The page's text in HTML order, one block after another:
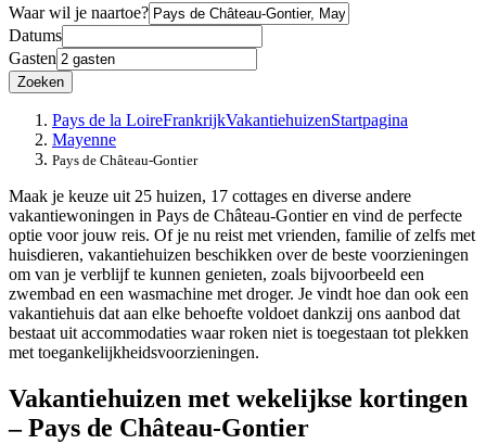
Waar wil je naartoe?
Datums
Gasten
Zoeken
Pays de la LoireFrankrijkVakantiehuizenStartpagina
Mayenne
Pays de Château-Gontier
Maak je keuze uit 25 huizen, 17 cottages en diverse andere
vakantiewoningen in Pays de Château-Gontier en vind de perfecte
optie voor jouw reis. Of je nu reist met vrienden, familie of zelfs met
huisdieren, vakantiehuizen beschikken over de beste voorzieningen
om van je verblijf te kunnen genieten, zoals bijvoorbeeld een
zwembad en een wasmachine met droger. Je vindt hoe dan ook een
vakantiehuis dat aan elke behoefte voldoet dankzij ons aanbod dat
bestaat uit accommodaties waar roken niet is toegestaan tot plekken
met toegankelijkheidsvoorzieningen.
Vakantiehuizen met wekelijkse kortingen
– Pays de Château-Gontier